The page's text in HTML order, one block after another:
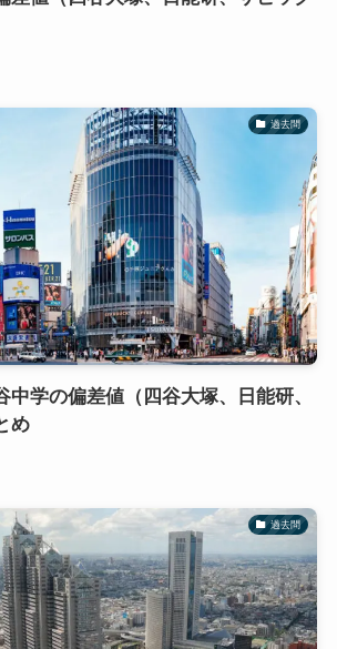
過去問
中学の偏差値（四谷大塚、日能研、
め
過去問